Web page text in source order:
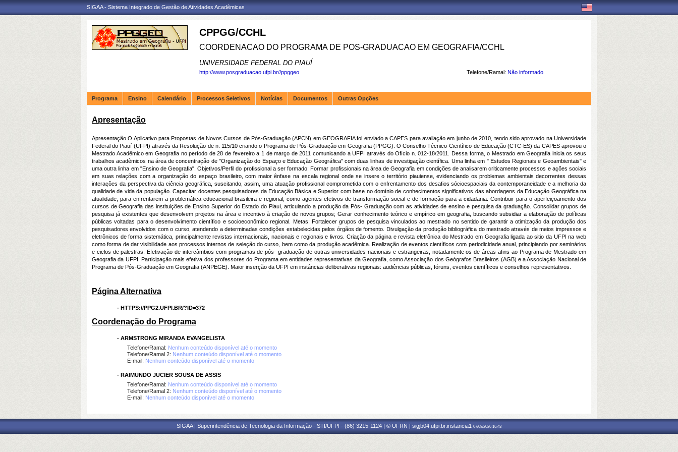
SIGAA - Sistema Integrado de Gestão de Atividades Acadêmicas
CPPGG/CCHL
COORDENACAO DO PROGRAMA DE POS-GRADUACAO EM GEOGRAFIA/CCHL
UNIVERSIDADE FEDERAL DO PIAUÍ
Telefone/Ramal: Não informado
http://www.posgraduacao.ufpi.br//ppggeo
Programa Ensino Calendário Processos Seletivos Notícias Documentos Outras Opções
Apresentação
Apresentação O Aplicativo para Propostas de Novos Cursos de Pós-Graduação (APCN) em GEOGRAFIA foi enviado a CAPES para avaliação em junho de 2010, tendo sido aprovado na Universidade
Federal do Piauí (UFPI) através da Resolução de n. 115/10 criando o Programa de Pós-Graduação em Geografia (PPGG). O Conselho Técnico-Científico de Educação (CTC-ES) da CAPES aprovou o
Mestrado Acadêmico em Geografia no período de 28 de fevereiro a 1 de março de 2011 comunicando a UFPI através do Ofício n. 012-18/2011. Dessa forma, o Mestrado em Geografia inicia os seus
trabalhos acadêmicos na área de concentração de "Organização do Espaço e Educação Geográfica" com duas linhas de investigação científica. Uma linha em " Estudos Regionais e Geoambientais" e
uma outra linha em "Ensino de Geografia". Objetivos/Perfil do profissional a ser formado: Formar profissionais na área de Geografia em condições de analisarem criticamente processos e ações sociais
em suas relações com a organização do espaço brasileiro, com maior ênfase na escala regional onde se insere o território piauiense, evidenciando os problemas ambientais decorrentes dessas
interações da perspectiva da ciência geográfica, suscitando, assim, uma atuação profissional comprometida com o enfrentamento dos desafios sócioespaciais da contemporaneidade e a melhoria da
qualidade de vida da população. Capacitar docentes pesquisadores da Educação Básica e Superior com base no domínio de conhecimentos significativos das abordagens da Educação Geográfica na
atualidade, para enfrentarem a problemática educacional brasileira e regional, como agentes efetivos de transformação social e de formação para a cidadania. Contribuir para o aperfeiçoamento dos
cursos de Geografia das instituições de Ensino Superior do Estado do Piauí, articulando a produção da Pós- Graduação com as atividades de ensino e pesquisa da graduação. Consolidar grupos de
pesquisa já existentes que desenvolvem projetos na área e incentivo à criação de novos grupos; Gerar conhecimento teórico e empírico em geografia, buscando subsidiar a elaboração de políticas
públicas voltadas para o desenvolvimento científico e socioeconômico regional. Metas: Fortalecer grupos de pesquisa vinculados ao mestrado no sentido de garantir a otimização da produção dos
pesquisadores envolvidos com o curso, atendendo a determinadas condições estabelecidas pelos órgãos de fomento. Divulgação da produção bibliográfica do mestrado através de meios impressos e
eletrônicos de forma sistemática, principalmente revistas internacionais, nacionais e regionais e livros. Criação da página e revista eletrônica do Mestrado em Geografia ligada ao sitio da UFPI na web
como forma de dar visibilidade aos processos internos de seleção do curso, bem como da produção acadêmica. Realização de eventos científicos com periodicidade anual, principiando por seminários
e ciclos de palestras. Efetivação de intercâmbios com programas de pós- graduação de outras universidades nacionais e estrangeiras, notadamente os de áreas afins ao Programa de Mestrado em
Geografia da UFPI. Participação mais efetiva dos professores do Programa em entidades representativas da Geografia, como Associação dos Geógrafos Brasileiros (AGB) e a Associação Nacional de
Programa de Pós-Graduação em Geografia (ANPEGE). Maior inserção da UFPI em instâncias deliberativas regionais: audiências públicas, fóruns, eventos científicos e conselhos representativos.
Página Alternativa
- HTTPS://PPG2.UFPI.BR/?ID=372
Coordenação do Programa
- ARMSTRONG MIRANDA EVANGELISTA
Telefone/Ramal: Nenhum conteúdo disponível até o momento
Telefone/Ramal 2: Nenhum conteúdo disponível até o momento
E-mail: Nenhum conteúdo disponível até o momento
- RAIMUNDO JUCIER SOUSA DE ASSIS
Telefone/Ramal: Nenhum conteúdo disponível até o momento
Telefone/Ramal 2: Nenhum conteúdo disponível até o momento
E-mail: Nenhum conteúdo disponível até o momento
SIGAA | Superintendência de Tecnologia da Informação - STI/UFPI - (86) 3215-1124 | © UFRN | sigjb04.ufpi.br.instancia1 07/08/2026 16:43